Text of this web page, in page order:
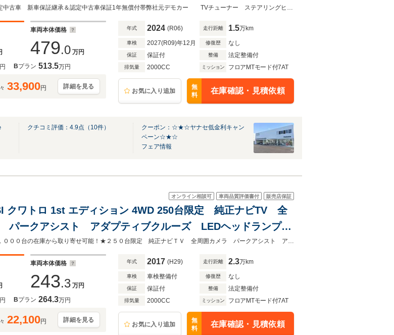
ッケージ TVチューナー ステアリングヒーター 19AW サイ
アシスト マトリクスLED
正規ディーラー認定中古車 新車保証継承＆認定中古車保証1年無償付帯弊社元デモカー TVチューナー ステアリングヒーター １９AW サイド＆ホールドアシスト マトリクス
車両本体価格
479.0 万円
Bプラン 513.5万円
33,900円 詳細を見る
年式 2024 (R06) 走行距離 1.5万km
車検 2027(R09)年12月 修復歴 なし
保証 保証付 整備 法定整備付
排気量 2000CC ミッション フロアMTモード付7AT
お気に入り追加
無
料
在庫確認・見積依頼
クチコミ評価： 4.9点（ 10件）
クーポン：☆★☆ヤナセ低金利キャン
ペーン☆★☆
フェア情報
オンライン相談可 車両品質評価書付 販売店保証
クワトロ 1st エディション 4WD 250台限定 純正ナビTV 全
パークアシスト アダプティブクルーズ LEDヘッドランプ
ト 前席シートヒーター 電動リア スマートキー 純正20イン
禁煙
★グループ約３０，０００台の在庫から取り寄せ可能！★２５０台限定 純正ナビＴＶ 全周囲カメラ パークアシスト アダプティブクルーズ ＬＥＤヘッドランプ
車両本体価格
243.3 万円
Bプラン 264.3万円
22,100円 詳細を見る
年式 2017 (H29) 走行距離 2.3万km
車検 車検整備付 修復歴 なし
保証 保証付 整備 法定整備付
排気量 2000CC ミッション フロアMTモード付7AT
お気に入り追加
無
料
在庫確認・見積依頼